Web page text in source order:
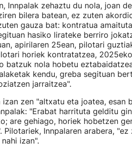
Innpalak zehaztu du nola, joan
bilera batean, ez zuten
gauza bat: kontratua
hasiko lirateke berriro
apirilaren 25ean, pilotari
horiek kontratatzea,
batzuk nola hobetu
kendu, greba segituan
jarraitzea".
izan zen "altxatu eta joatea, esan
"Erabat harrituta gelditu
are gehiago, horiek hobetzen
Pilotariek, Innpalaren arabera,
izan".